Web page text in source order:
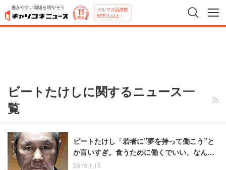
働きやすい職場を増やそう メルマガ読者数
65万人以上！
ビートたけしに関するニュース一
覧
ビートたけし「若者に”夢を持って働こう”と
か言いすぎ。食うために働くでいい、なんで
生きることの意義とか言ってるんだ」
2019.1.15